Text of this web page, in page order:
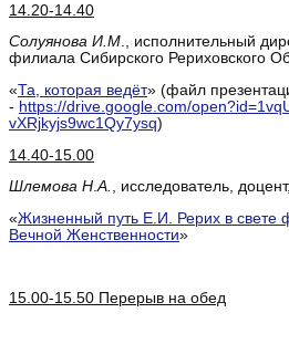
14.20-14.40
Солуянова И.М., исполнительный
филиала Сибирского Рериховского
«Та, которая ведёт» (файл
- https://drive.google.com/
vXRjkyjs9wc1Qy7ysq)
14.40-15.00
Шлемова Н.А. , исследователь,
«Жизненный путь Е.И. Рерих в свете
Вечной Женственности»
15.00-15.50 Перерыв на обед